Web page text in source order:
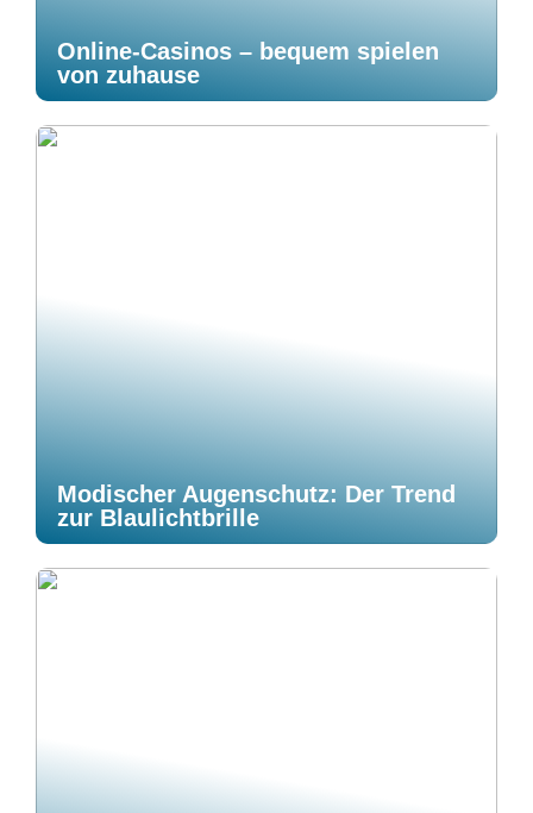
Online-Casinos – bequem spielen
von zuhause
Modischer Augenschutz: Der Trend
zur Blaulichtbrille